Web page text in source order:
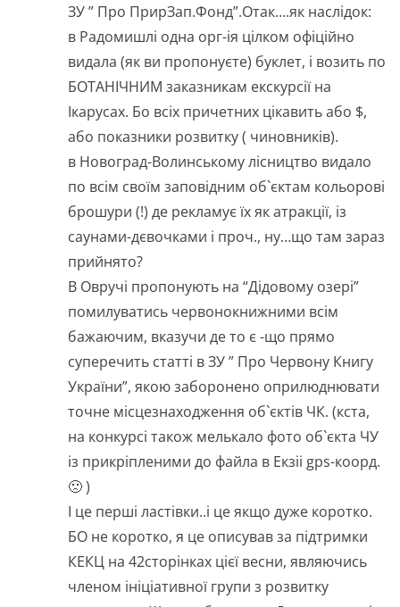
ЗУ ” Про ПрирЗап.Фонд”.Отак….як наслідок:
в Радомишлі одна орг-ія цілком офіційно
видала (як ви пропонуєте) буклет, і возить по
БОТАНІЧНИМ заказникам екскурсії на
Ікарусах. Бо всіх причетних цікавить або $,
або показники розвитку ( чиновників).
в Новоград-Волинському лісництво видало
по всім своїм заповідним об`єктам кольорові
брошури (!) де рекламує їх як атракції, із
саунами-дєвочками і проч., ну…що там зараз
прийнято?
В Овручі пропонують на “Дідовому озері”
помилуватись червонокнижними всім
бажаючим, вказучи де то є -що прямо
суперечить статті в ЗУ ” Про Червону Книгу
України”, якою заборонено оприлюднювати
точне місцезнаходження об`єктів ЧК. (кста,
на конкурсі також мелькало фото об`єкта ЧУ
із прикріпленими до файла в Екзіі gps-коорд.
🙁 )
І це перші ластівки..і це якщо дуже коротко.
БО не коротко, я це описував за підтримки
КЕКЦ на 42сторінках цієї весни, являючись
членом ініціативної групи з розвитку